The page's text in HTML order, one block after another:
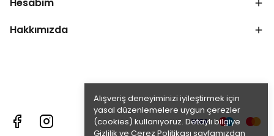
Alışveriş deneyiminizi iyileştirmek için
yasal düzenlemelere uygun çerezler
(cookies) kullanıyoruz. Detaylı bilgiye
Gizlilik ve Çerez Politikası sayfamızdan
Hakkımızda